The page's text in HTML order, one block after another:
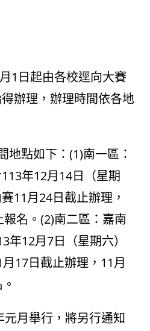
1日起由各校逕向大賽
辦理，辦理時間依各地
地點如下：(1)南一區：
年12月14日（星期
11月24日截止辦理，
名。(2)南二區：嘉南
年12月7日（星期六）
17日截止辦理，11月
月舉行，將另行通知